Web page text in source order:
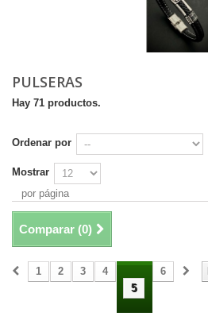
PULSERAS
Hay 71 productos.
Ordenar por
Mostrar
por página
Comparar (0)
1 2 3
4
5
6